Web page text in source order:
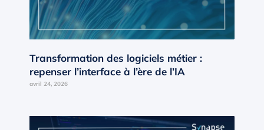
Transformation des logiciels métier :
repenser l’interface à l’ère de l’IA
avril 24, 2026